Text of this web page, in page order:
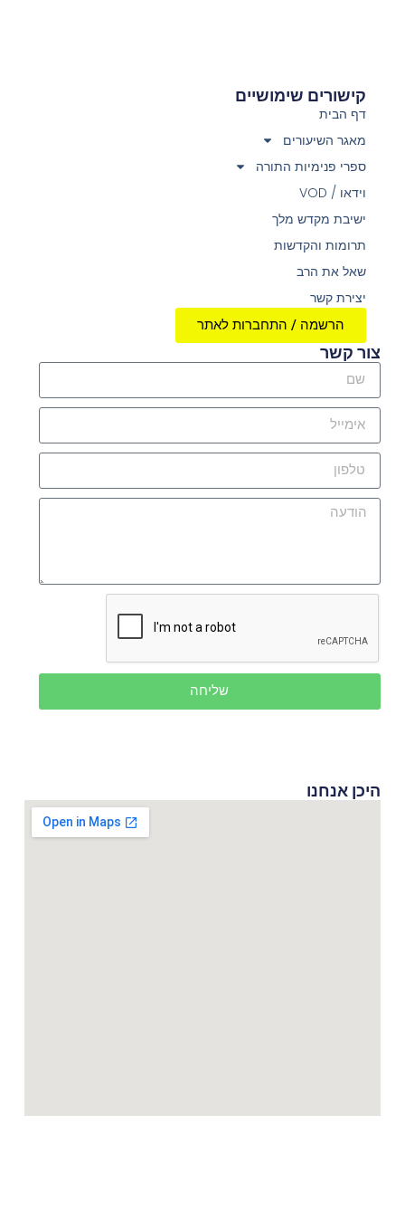
קישורים שימושיים
דף הבית
מאגר השיעורים
ספרי פנימיות התורה
וידאו / VOD
ישיבת מקדש מלך
תרומות והקדשות
שאל את הרב
יצירת קשר
הרשמה / התחברות לאתר
צור קשר
שליחה
היכן אנחנו